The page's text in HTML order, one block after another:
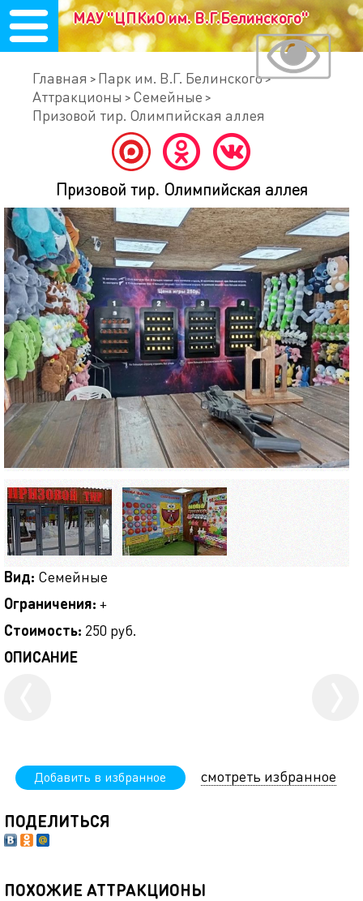
МАУ "ЦПКиО им. В.Г.Белинского"
Главная
Парк им. В.Г. Белинского
Аттракционы
Семейные
Призовой тир. Олимпийская аллея
Призовой тир. Олимпийская аллея
Вид: Семейные
Ограничения: +
Стоимость: 250 руб.
ОПИСАНИЕ
Добавить в избранное смотреть избранное
ПОДЕЛИТЬСЯ
ПОХОЖИЕ АТТРАКЦИОНЫ